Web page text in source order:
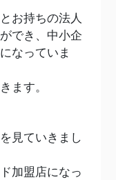
お持ちの法人
でき、中小企
なっていま
ます。
見ていきまし
加盟店になっ